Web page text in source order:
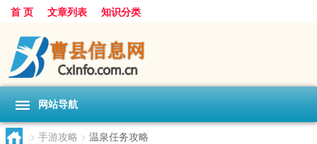
首 页 文章列表 知识分类
网站导航
> 手游攻略 > 温泉任务攻略